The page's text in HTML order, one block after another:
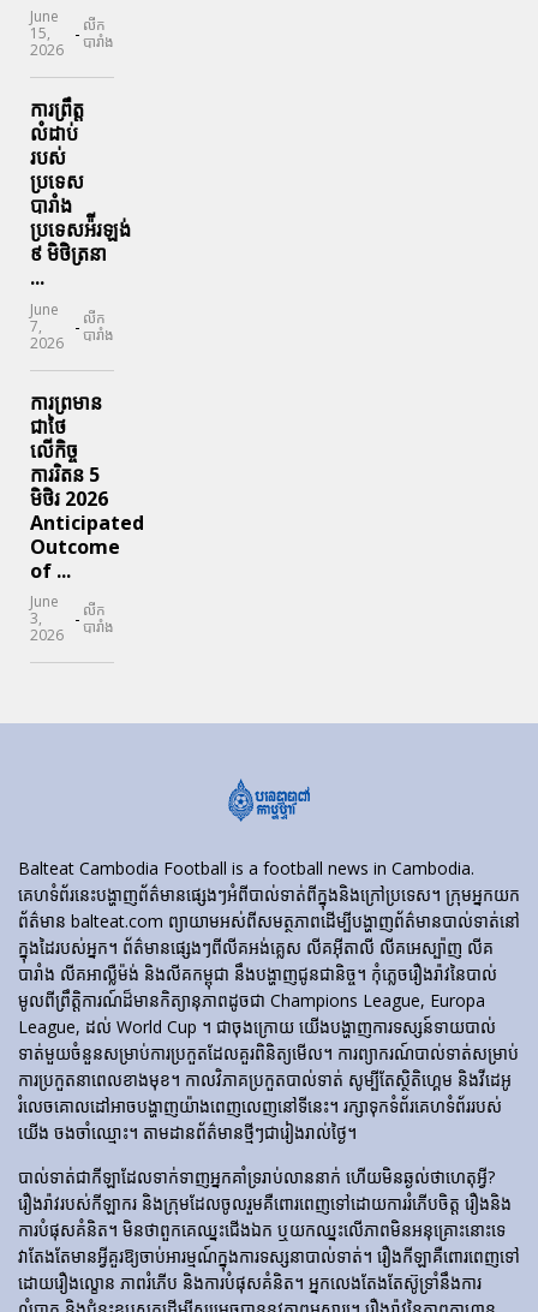
June
15,
2026
- លីក
បារាំង
ការព្រឹត្ត
លំដាប់
របស់
ប្រទេស
បារាំង
ប្រទេសអ៉ីរឡង់
៩ មិថិត្រនា
...
June
7,
2026
- លីក
បារាំង
ការព្រមាន
ជាថៃ
លើកិច្ច
ការរិតន 5
មិថិរ 2026
Anticipated
Outcome
of ...
June
3,
2026
- លីក
បារាំង
Balteat Cambodia Football is a football news in Cambodia.
គេហទំព័រ​នេះ​បង្ហាញ​ព័ត៌មាន​ផ្សេងៗ​អំពី​បាល់ទាត់​ពី​ក្នុង​និង​ក្រៅ​ប្រទេស។ ក្រុមអ្នកយក
ព័ត៌មាន balteat.com ព្យាយាមអស់ពីសមត្ថភាពដើម្បីបង្ហាញព័ត៌មានបាល់ទាត់នៅ
ក្នុងដៃរបស់អ្នក។ ព័ត៌មានផ្សេងៗពីលីគអង់គ្លេស លីគអ៊ីតាលី លីគអេស្ប៉ាញ លីគ
បារាំង លីគអាល្លឺម៉ង់ និងលីគកម្ពុជា នឹងបង្ហាញជូនជានិច្ច។ កុំភ្លេចរឿងរ៉ាវនៃបាល់
មូលពីព្រឹត្តិការណ៍ដ៏មានកិត្យានុភាពដូចជា Champions League, Europa
League, ដល់ World Cup ។ ជាចុងក្រោយ យើងបង្ហាញការទស្សន៍ទាយបាល់
ទាត់មួយចំនួនសម្រាប់ការប្រកួតដែលគួរពិនិត្យមើល។ ការព្យាករណ៍បាល់ទាត់សម្រាប់
ការប្រកួតនាពេលខាងមុខ។ កាលវិភាគប្រកួតបាល់ទាត់ សូម្បីតែស្ថិតិហ្គេម និងវីដេអូ
រំលេចគោលដៅអាចបង្ហាញយ៉ាងពេញលេញនៅទីនេះ។ រក្សាទុកទំព័រគេហទំព័ររបស់
យើង ចងចាំឈ្មោះ។ តាមដានព័ត៌មានថ្មីៗជារៀងរាល់ថ្ងៃ។
បាល់ទាត់​ជា​កីឡា​ដែល​ទាក់​ទាញ​អ្នក​គាំទ្រ​រាប់​លាន​នាក់ ហើយ​មិន​ឆ្ងល់​ថា​ហេតុអ្វី?
រឿងរ៉ាវ​របស់​កីឡាករ និង​ក្រុម​ដែល​ចូលរួម​គឺ​ពោរពេញ​ទៅ​ដោយ​ការ​រំភើប​ចិត្ត រឿង​និង​
ការ​បំផុស​គំនិត។ មិនថាពួកគេឈ្នះជើងឯក ឬយកឈ្នះលើភាពមិនអនុគ្រោះនោះទេ
វាតែងតែមានអ្វីគួរឱ្យចាប់អារម្មណ៍ក្នុងការទស្សនាបាល់ទាត់។ រឿង​កីឡា​គឺ​ពោរពេញ​ទៅ​
ដោយ​រឿង​ល្ខោន ភាព​រំភើប និង​ការ​បំផុស​គំនិត។ អ្នកលេងតែងតែស៊ូទ្រាំនឹងការ